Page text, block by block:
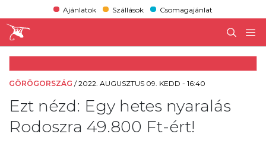
Ajánlatok Szállások Csomagajánlat
GÖRÖGORSZÁG /2022. AUGUSZTUS 09. KEDD - 16:40
Ezt nézd: Egy hetes nyaralás
Rodoszra 49.800 Ft-ért!